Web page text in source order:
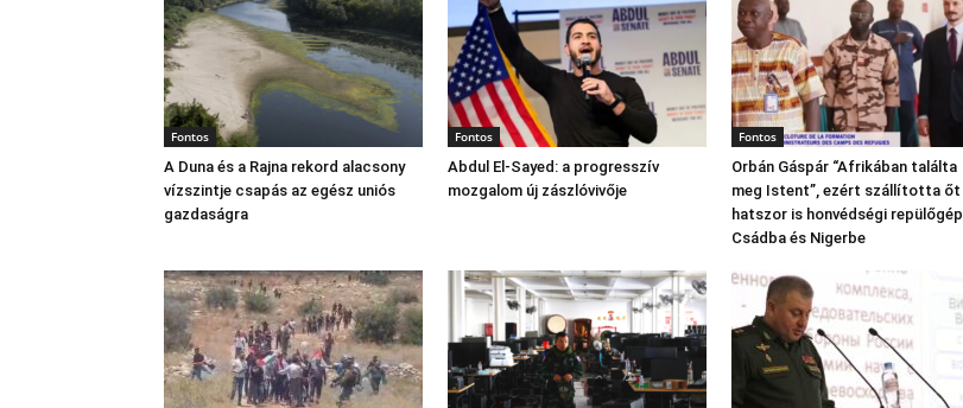
Fontos
A Duna és a Rajna rekord alacsony
vízszintje csapás az egész uniós
gazdaságra
Fontos
Abdul El‑Sayed: a progresszív
mozgalom új zászlóvivője
Fontos
Orbán Gáspár “Afrikában találta
meg Istent”, ezért szállította őt
hatszor is honvédségi repülőgép
Csádba és Nigerbe